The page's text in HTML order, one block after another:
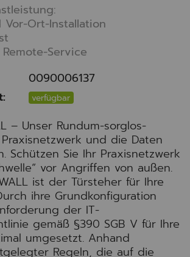
Ort-Installation
Service
0090006137
verfügbar
– Unser Rundum-sorglos-
und die Daten
Schützen Sie Ihr Praxisnetzwerk
vor Angriffen von außen.
ist der Türsteher für Ihre
ihre Grundkonfiguration
der IT-
gemäß §390 SGB V für Ihre
umgesetzt. Anhand
Regeln, die auf die